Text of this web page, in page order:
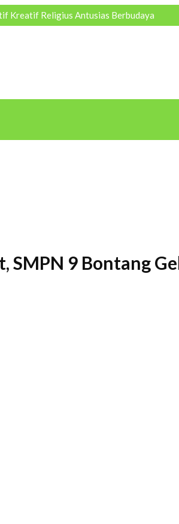
Kreatif Religius Antusias Berbudaya
SMPN 9 Bontang